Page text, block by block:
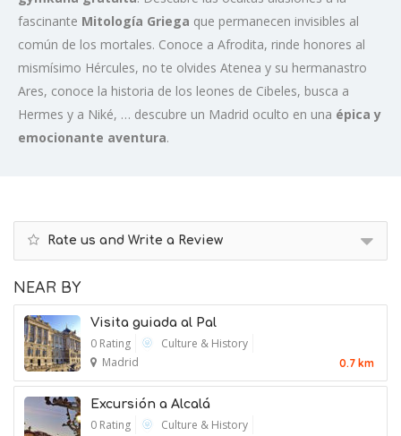
fascinante Mitología Griega que permanecen invisibles al
común de los mortales. Conoce a Afrodita, rinde honores al
mismísimo Hércules, no te olvides Atenea y su hermanastro
Ares, conoce la historia de los leones de Cibeles, busca a
Hermes y a Niké, … descubre un Madrid oculto en una épica y
emocionante aventura.
Rate us and Write a Review
NEAR BY
Visita guiada al Pal
0 Rating
Culture & History
Madrid
0.7 km
Excursión a Alcalá
0 Rating Culture & History